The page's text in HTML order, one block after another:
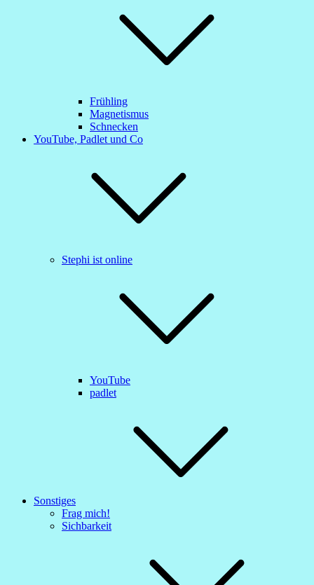
Frühling
Magnetismus
Schnecken
YouTube, Padlet und Co
Stephi ist online
YouTube
padlet
Sonstiges
Frag mich!
Sichbarkeit